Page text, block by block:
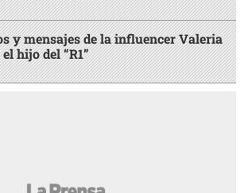
y mensajes de la influencer Valeria
hijo del “R1”